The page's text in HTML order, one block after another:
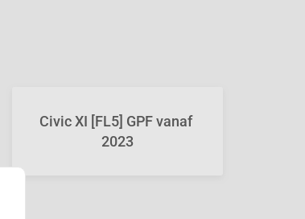
Civic XI [FL5] GPF vanaf
2023